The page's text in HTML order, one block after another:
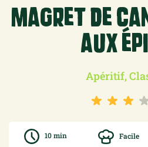
Magret de
aux
Apéritif,
10 min Facile